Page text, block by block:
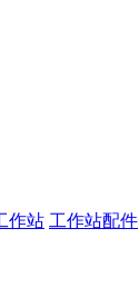
作站 工作站配件